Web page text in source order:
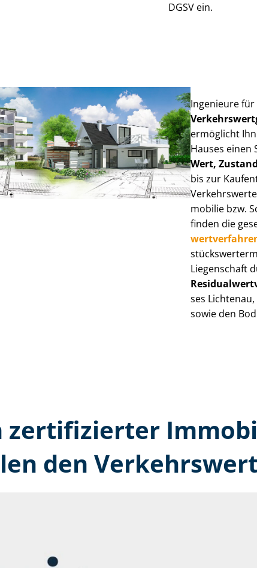
DGSV ein.
Ingenieure
ermöglicht
Hauses einen
Wert,
bis zur
mo­bi­lie bzw.
finden die
Liegenschaft
ses
sowie den
den